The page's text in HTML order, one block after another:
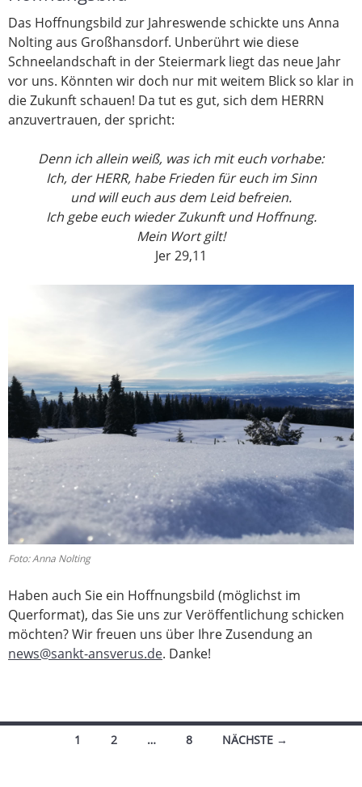
Das Hoffnungsbild zur Jahreswende schickte uns Anna
Nolting aus Großhansdorf. Unberührt wie diese
Schneelandschaft in der Steiermark liegt das neue Jahr
vor uns. Könnten wir doch nur mit weitem Blick so klar in
die Zukunft schauen! Da tut es gut, sich dem HERRN
anzuvertrauen, der spricht:
Denn ich allein weiß, was ich mit euch vorhabe:
Ich, der HERR, habe Frieden für euch im Sinn
und will euch aus dem Leid befreien.
Ich gebe euch wieder Zukunft und Hoffnung.
Mein Wort gilt!
Jer 29,11
Foto: Anna Nolting
Haben auch Sie ein Hoffnungsbild (möglichst im
Querformat), das Sie uns zur Veröffentlichung schicken
möchten? Wir freuen uns über Ihre Zusendung an
news@sankt-ansverus.de. Danke!
Beitragsnavigation
1 2 … 8 NÄCHSTE →